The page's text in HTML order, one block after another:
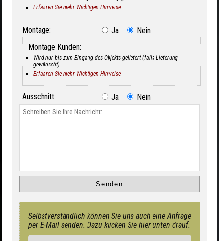
Erfahren Sie mehr Wichtigen Hinweise
Montage: Ja
Nein
Montage Kunden:
Wird nur bis zum Eingang des Objekts geliefert (falls Lieferung
gewünscht)
Erfahren Sie mehr Wichtigen Hinweise
Ausschnitt: Ja Nein
Selbstverständlich können Sie uns auch eine Anfrage
per E-Mail senden. Dazu klicken Sie hier unten drauf.